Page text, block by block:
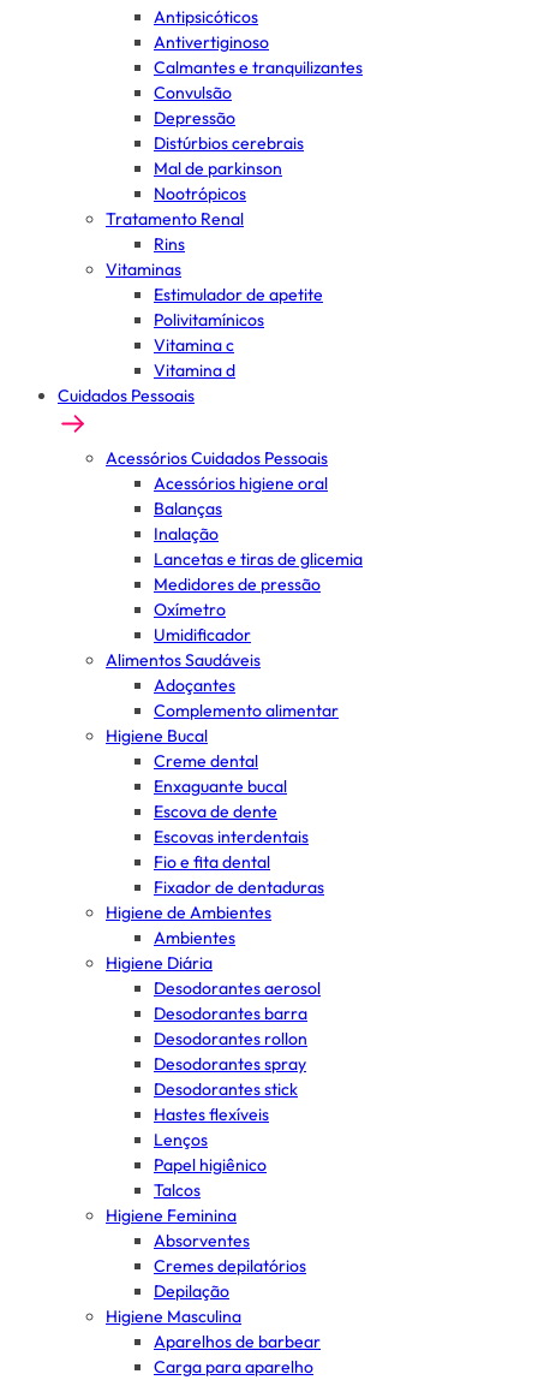
Antipsicóticos
Antivertiginoso
Calmantes e tranquilizantes
Convulsão
Depressão
Distúrbios cerebrais
Mal de parkinson
Nootrópicos
Tratamento Renal
Rins
Vitaminas
Estimulador de apetite
Polivitamínicos
Vitamina c
Vitamina d
Cuidados Pessoais
Acessórios Cuidados Pessoais
Acessórios higiene oral
Balanças
Inalação
Lancetas e tiras de glicemia
Medidores de pressão
Oxímetro
Umidificador
Alimentos Saudáveis
Adoçantes
Complemento alimentar
Higiene Bucal
Creme dental
Enxaguante bucal
Escova de dente
Escovas interdentais
Fio e fita dental
Fixador de dentaduras
Higiene de Ambientes
Ambientes
Higiene Diária
Desodorantes aerosol
Desodorantes barra
Desodorantes rollon
Desodorantes spray
Desodorantes stick
Hastes flexíveis
Lenços
Papel higiênico
Talcos
Higiene Feminina
Absorventes
Cremes depilatórios
Depilação
Higiene Masculina
Aparelhos de barbear
Carga para aparelho